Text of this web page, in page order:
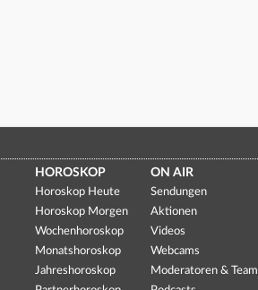
HOROSKOP
Horoskop Heute
Horoskop Morgen
Wochenhoroskop
Monatshoroskop
Jahreshoroskop
ON AIR
Sendungen
Aktionen
Videos
Webcams
Moderatoren & Team